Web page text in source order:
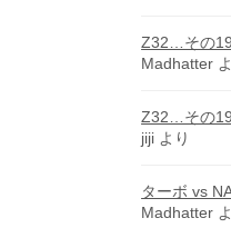
Z32…その
Madhatter
Z32…その
jiji より
ターボ vs
Madhatter